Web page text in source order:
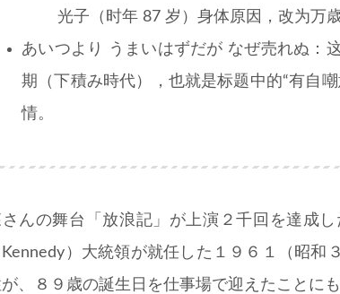
光子（时年 87 岁）身体原因，改为万歳
あいつより うまいはずだが なぜ売れぬ：
期（下積み時代），也就是标题中的“有自
情。
んの舞台「放浪記」が上演２千回を達成
）大統領が就任した１９６１（昭和
、８９歳の誕生日を仕事場で迎えたことにも